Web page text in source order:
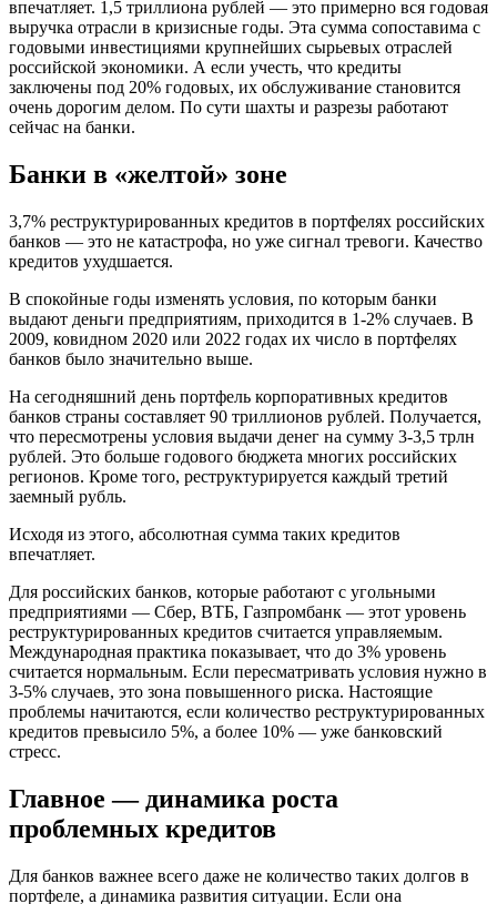
впечатляет. 1,5 триллиона рублей — это примерно вся годовая
выручка отрасли в кризисные годы. Эта сумма сопоставима с
годовыми инвестициями крупнейших сырьевых отраслей
российской экономики. А если учесть, что кредиты
заключены под 20% годовых, их обслуживание становится
очень дорогим делом. По сути шахты и разрезы работают
сейчас на банки.
Банки в «желтой» зоне
3,7% реструктурированных кредитов в портфелях российских
банков — это не катастрофа, но уже сигнал тревоги. Качество
кредитов ухудшается.
В спокойные годы изменять условия, по которым банки
выдают деньги предприятиям, приходится в 1-2% случаев. В
2009, ковидном 2020 или 2022 годах их число в портфелях
банков было значительно выше.
На сегодняшний день портфель корпоративных кредитов
банков страны составляет 90 триллионов рублей. Получается,
что пересмотрены условия выдачи денег на сумму 3-3,5 трлн
рублей. Это больше годового бюджета многих российских
регионов. Кроме того, реструктурируется каждый третий
заемный рубль.
Исходя из этого, абсолютная сумма таких кредитов
впечатляет.
Для российских банков, которые работают с угольными
предприятиями — Сбер, ВТБ, Газпромбанк — этот уровень
реструктурированных кредитов считается управляемым.
Международная практика показывает, что до 3% уровень
считается нормальным. Если пересматривать условия нужно в
3-5% случаев, это зона повышенного риска. Настоящие
проблемы начитаются, если количество реструктурированных
кредитов превысило 5%, а более 10% — уже банковский
стресс.
Главное — динамика роста
проблемных кредитов
Для банков важнее всего даже не количество таких долгов в
портфеле, а динамика развития ситуации. Если она